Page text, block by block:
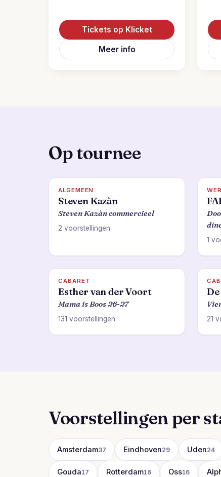
Tickets op Klicket
Meer info
Op tournee
ALGEMEEN
Steven Kazàn
Steven Kazàn commercieel
2 voorstellingen
1
CABARET
Esther van der Voort
Mama is Boos 26-27
131 voorstellingen 21
Voorstellingen per
Amsterdam37 Eindhoven29 Uden24
Gouda17 Rotterdam16 Oss16